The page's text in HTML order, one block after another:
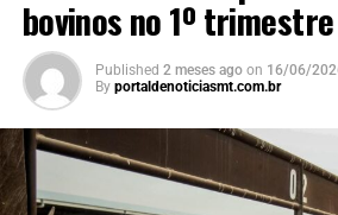
bovinos no 1º
Published 2 meses ago on 16/06/
By portaldenoticiasmt.com.br